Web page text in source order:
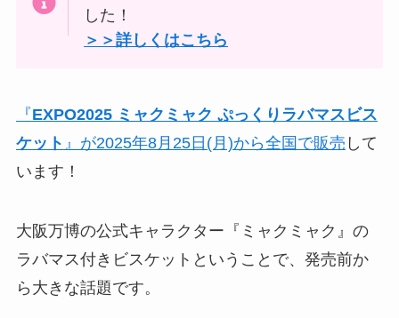
した！
＞＞詳しくはこちら
『EXPO2025 ミャクミャク ぷっくりラバマスビス
ケット 』が2025年8月25日(月)から全国で販売 して
います！
大阪万博の公式キャラクター『ミャクミャク』の
ラバマス付きビスケットということで、発売前か
ら大きな話題です。